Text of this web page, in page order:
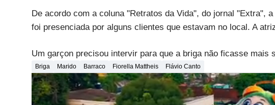
De acordo com a coluna "Retratos da Vida", do jornal "Extra",
foi presenciada por alguns clientes que estavam no local. A
Um garçon precisou intervir para que a briga não ficasse mais
Briga Marido Barraco Fiorella Mattheis Flávio Canto